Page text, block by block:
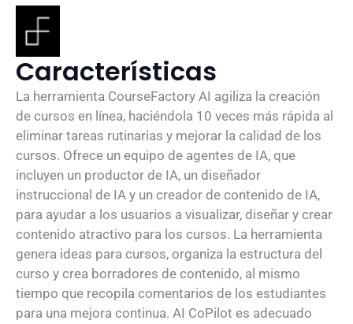
Características
La herramienta CourseFactory AI agiliza la creación
de cursos en línea, haciéndola 10 veces más rápida al
eliminar tareas rutinarias y mejorar la calidad de los
cursos. Ofrece un equipo de agentes de IA, que
incluyen un productor de IA, un diseñador
instruccional de IA y un creador de contenido de IA,
para ayudar a los usuarios a visualizar, diseñar y crear
contenido atractivo para los cursos. La herramienta
genera ideas para cursos, organiza la estructura del
curso y crea borradores de contenido, al mismo
tiempo que recopila comentarios de los estudiantes
para una mejora continua. AI CoPilot es adecuado